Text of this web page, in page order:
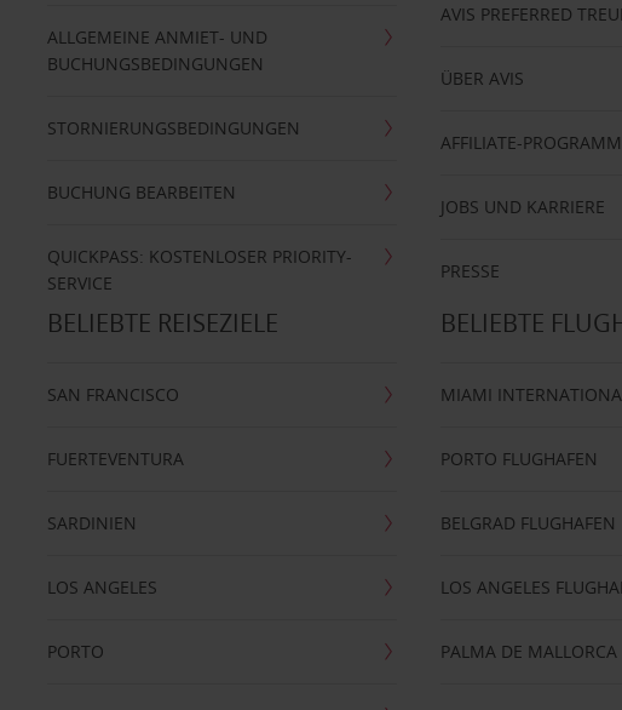
ALLGEMEINE ANMIET- UND
BUCHUNGSBEDINGUNGEN
STORNIERUNGSBEDINGUNGEN
BUCHUNG BEARBEITEN
QUICKPASS: KOSTENLOSER PRIORITY-
SERVICE
AVIS PREFERRED
ÜBER AVIS
AFFILIATE-PROGRAMM
JOBS UND KARRIERE
PRESSE
BELIEBTE REISEZIELE
SAN FRANCISCO
FUERTEVENTURA
SARDINIEN
LOS ANGELES
PORTO
BELIEBTE
MIAMI
PORTO FLUGHAFEN
BELGRAD FLUGHAFEN
LOS ANGELES
PALMA DE MALLORCA